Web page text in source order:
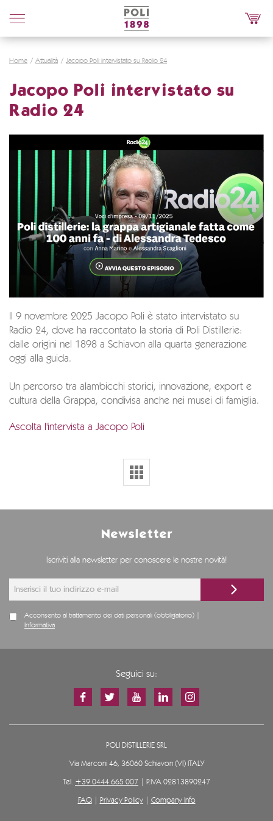
Poli
Distillerie
Home Attualità Jacopo Poli intervistato su Radio 24
Jacopo Poli intervistato su
Radio 24
Il 9 novembre 2025 Jacopo Poli è stato intervistato su
Radio 24, dove ha raccontato la storia di Poli Distillerie:
dalle origini nel 1898 a Schiavon alla quarta generazione
oggi alla guida.
Un percorso tra alambicchi storici, innovazione, export e
cultura della Grappa, condivisa anche nei musei di famiglia.
Ascolta l'intervista a Jacopo Poli
Newsletter
Iscriviti alla newsletter per conoscere le nostre novità!
Acconsento al trattamento dei dati personali (obbligatorio) |
Informativa
Seguici su:
POLI DISTILLERIE SRL
Via Marconi 46, 36060 Schiavon (VI) ITALY
Tel. +39 0444 665 007 | P.IVA 02813890247
FAQ| Privacy Policy| Company Info